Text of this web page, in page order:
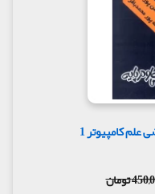
کامپیوتر 1
تومان